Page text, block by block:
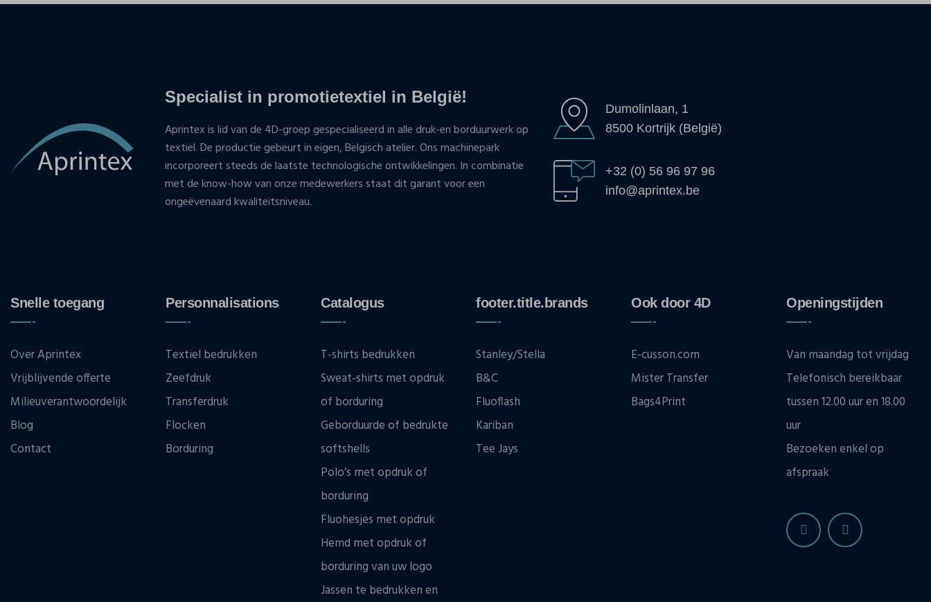
Specialist in promotietextiel in België!
Aprintex is lid van de 4D-groep gespecialiseerd in alle druk-en borduurwerk op
textiel. De productie gebeurt in eigen, Belgisch atelier. Ons machinepark
incorporeert steeds de laatste technologische ontwikkelingen. In combinatie
met de know-how van onze medewerkers staat dit garant voor een
ongeëvenaard kwaliteitsniveau.
Dumolinlaan, 1
8500 Kortrijk (België)
+32 (0) 56 96 97 96
info@aprintex.be
Snelle toegang
Over Aprintex
Vrijblijvende offerte
Milieuverantwoordelijk
Blog
Contact
Personnalisations
Textiel bedrukken
Zeefdruk
Transferdruk
Flocken
Borduring
Catalogus
T-shirts bedrukken
Sweat-shirts met opdruk
of borduring
Geborduurde of bedrukte
softshells
Polo’s met opdruk of
borduring
Fluohesjes met opdruk
Hemd met opdruk of
borduring van uw logo
Jassen te bedrukken en
footer.title.brands
Stanley/Stella
B&C
Fluoflash
Kariban
Tee Jays
Ook door 4D
E-cusson.com
Mister Transfer
Bags4Print
Openingstijden
Van maandag tot vrijdag
Telefonisch bereikbaar
tussen 12.00 uur en 18.00
uur
Bezoeken enkel op
afspraak